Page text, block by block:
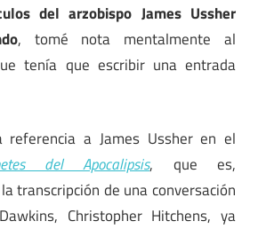
del arzobispo James Ussher
, tomé nota mentalmente al
tenía que escribir una entrada
referencia a James Ussher en el
del Apocalipsis, que es,
transcripción de una conversación
Christopher Hitchens, ya